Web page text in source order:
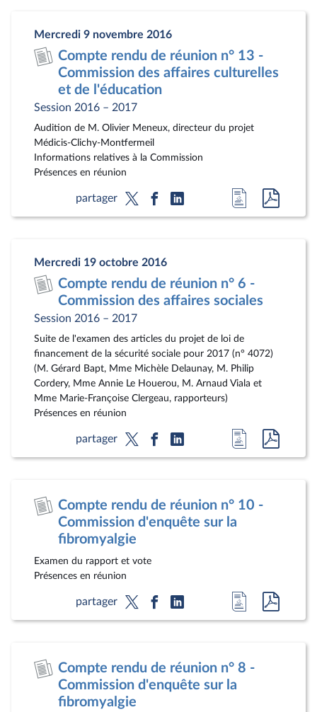
document
pdf
Mercredi 9 novembre 2016
Compte rendu de réunion n° 13 -
Commission des affaires culturelles
et de l'éducation
Session 2016 – 2017
Audition de M. Olivier Meneux, directeur du projet
Médicis-Clichy-Montfermeil
Informations relatives à la Commission
Présences en réunion
partager
Accéder
à
document
au
Mercredi 19 octobre 2016
Compte rendu de réunion n° 6 -
Commission des affaires sociales
Session 2016 – 2017
Suite de l'examen des articles du projet de loi de
financement de la sécurité sociale pour 2017 (n° 4072)
(M. Gérard Bapt, Mme Michèle Delaunay, M. Philip
Cordery, Mme Annie Le Houerou, M. Arnaud Viala et
Mme Marie-Françoise Clergeau, rapporteurs)
Présences en réunion
partager
Accéder
à
du
document
au
format
Compte rendu de réunion n° 10 -
Commission d'enquête sur la
fibromyalgie
Examen du rapport et vote
Présences en réunion
partager
Accéder
à
du
document
au
Compte rendu de réunion n° 8 -
Commission d'enquête sur la
fibromyalgie